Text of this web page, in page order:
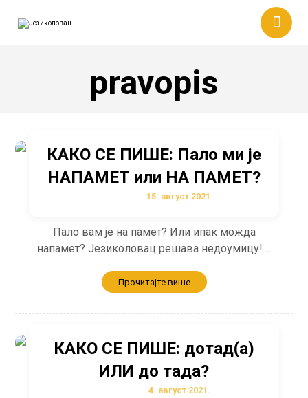
pravopis
КАКО СЕ ПИШЕ: Пало ми је
НАПАМЕТ или НА ПАМЕТ?
15. август 2021.
Пало вам је на памет? Или ипак можда
напамет? Језиколовац решава недоумицу! ...
Прочитајте више
КАКО СЕ ПИШЕ: дотад(а)
ИЛИ до тада?
4. август 2021.